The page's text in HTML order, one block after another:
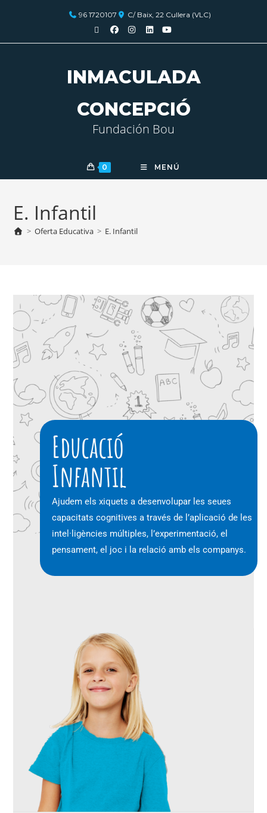
96 1720107 C/ Baix, 22 Cullera (VLC)
INMACULADA
CONCEPCIÓ
Fundación Bou
0 MENÚ
E. Infantil
> Oferta Educativa > E. Infantil
Educació
Infantil
Ajudem els xiquets a desenvolupar les seues
capacitats cognitives a través de l’aplicació de les
intel·ligències múltiples, l’experimentació, el
pensament, el joc i la relació amb els companys.